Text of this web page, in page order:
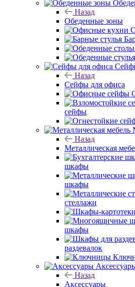
Назад
Обеденные зоны
Назад
Сейфы для офиса
сейфы
Назад
Металлическая
шкафы
шкафы
стеллажи
шкафы
раздевалок
Назад
Аксессуары